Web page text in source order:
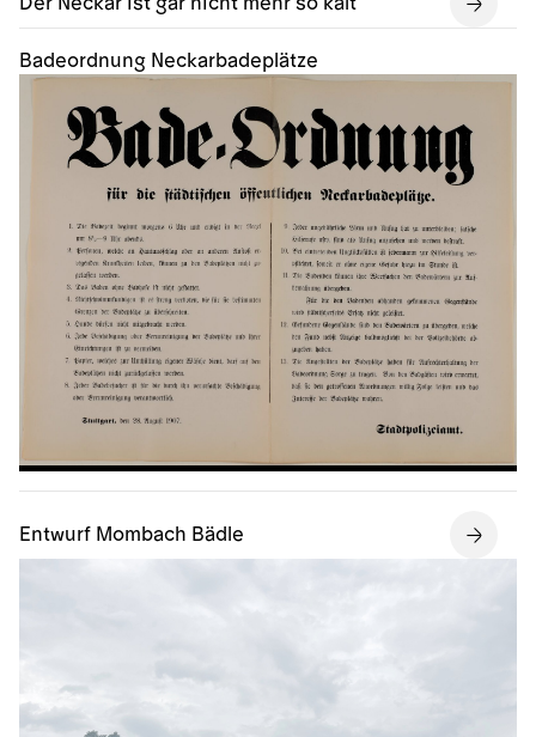
Badeordnung Neckarbadeplätze
Entwurf Mombach Bädle